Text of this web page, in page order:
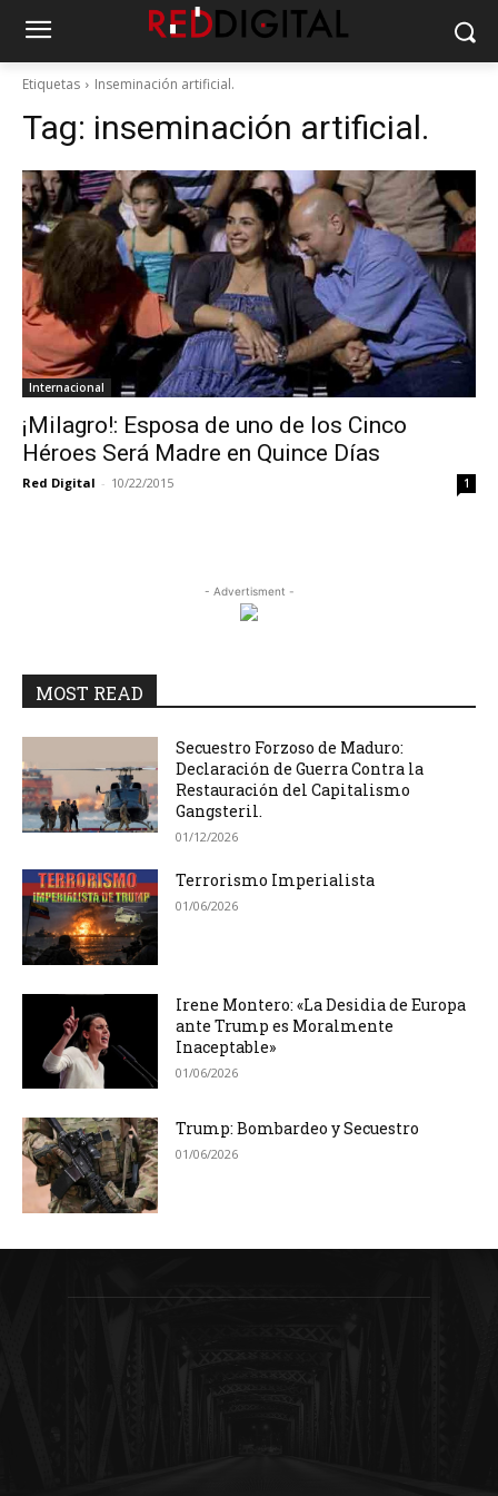
Etiquetas Inseminación artificial.
Tag: inseminación artificial.
Internacional
¡Milagro!: Esposa de uno de los Cinco
Héroes Será Madre en Quince Días
Red Digital - 10/22/2015 1
- Advertisment -
MOST READ
Secuestro Forzoso de Maduro:
Declaración de Guerra Contra la
Restauración del Capitalismo
Gangsteril.
01/12/2026
Terrorismo Imperialista
01/06/2026
Irene Montero: «La Desidia de Europa
ante Trump es Moralmente
Inaceptable»
01/06/2026
Trump: Bombardeo y Secuestro
01/06/2026